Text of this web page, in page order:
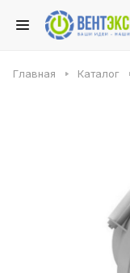
Главная Каталог